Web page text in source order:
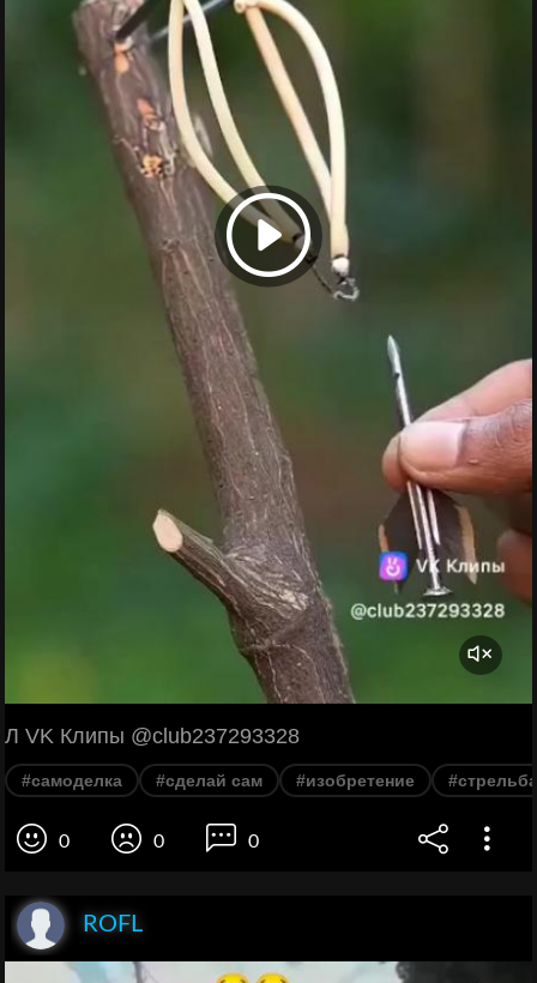
Л VK Клипы @club237293328
#самоделка #сделай сам #изобретение #стрельба
0 0 0
ROFL